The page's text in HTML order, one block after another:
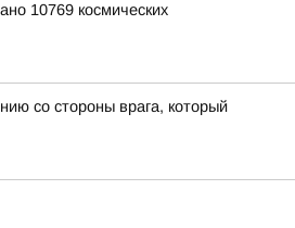
10769 космических
со стороны врага, который